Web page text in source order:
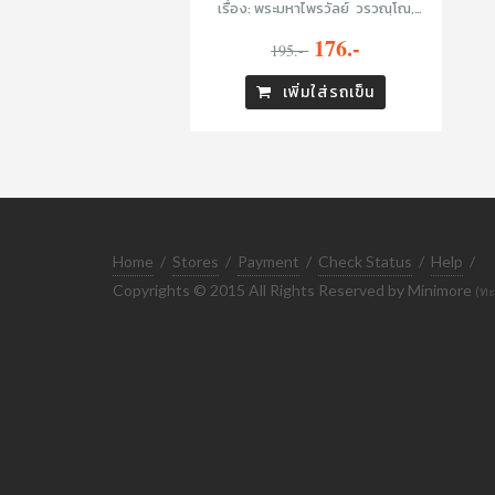
เรื่อง: พระมหาไพรวัลย์ วรวณฺโณ,
195.- 176.-
เพิ่มใส่รถเข็น
Home / Stores / Payment / Check Status / Help /
Copyrights © 2015 All Rights Reserved by Minimore (ท